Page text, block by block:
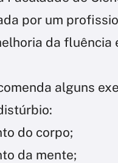
por um
da fluência
alguns
do corpo;
da mente;